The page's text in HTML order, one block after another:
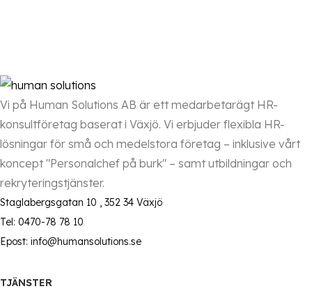
Vi på Human Solutions AB är ett medarbetarägt HR-
konsultföretag baserat i Växjö. Vi erbjuder flexibla HR-
lösningar för små och medelstora företag – inklusive vårt
koncept "Personalchef på burk" – samt utbildningar och
rekryteringstjänster.
Staglabergsgatan 10 , 352 34 Växjö
Tel: 0470-78 78 10
Epost: info@humansolutions.se
TJÄNSTER